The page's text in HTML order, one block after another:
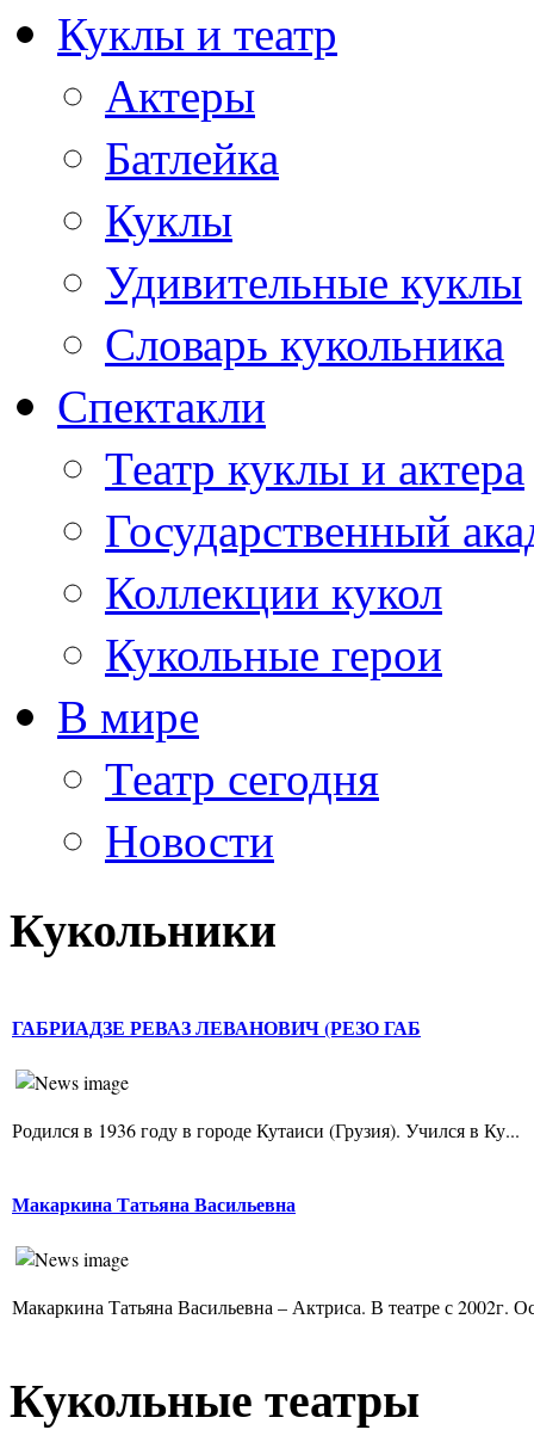
Куклы и театр
Актеры
Батлейка
Куклы
Удивительные куклы
Словарь кукольника
Спектакли
Театр куклы и актера
Государственный
Коллекции кукол
Кукольные герои
В мире
Театр сегодня
Новости
Кукольники
ГАБРИАДЗЕ РЕВАЗ ЛЕВАНОВИЧ (РЕЗО ГАБ
Родился в 1936 году в городе Кутаиси (Грузия). Учился в Ку...
Макаркина Татьяна Васильевна
Макаркина Татьяна Васильевна – Актриса. В театре с 2002г.
Кукольные театры